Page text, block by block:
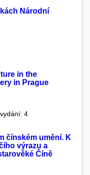
Národní
in the
in Prague
4
čínském umění. K
výrazu a
Číně